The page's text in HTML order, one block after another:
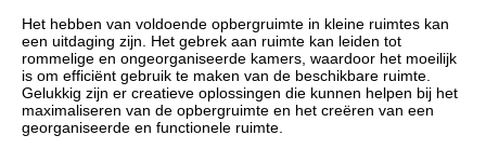
Het hebben van voldoende opbergruimte in kleine ruimtes kan
een uitdaging zijn. Het gebrek aan ruimte kan leiden tot
rommelige en ongeorganiseerde kamers, waardoor het moeilijk
is om efficiënt gebruik te maken van de beschikbare ruimte.
Gelukkig zijn er creatieve oplossingen die kunnen helpen bij het
maximaliseren van de opbergruimte en het creëren van een
georganiseerde en functionele ruimte.